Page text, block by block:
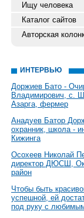
Ищу человека
Каталог сайтов
Авторская
ИНТЕРВЬЮ
Доржиев Бато -
Владимирович, с.
Азарга, фермер
Анадуев Батор
охранник, школа -
Кижинга
Осохеев Николай
директор ДЮСШ,
район
Чтобы быть
успешной, ей
под руку с